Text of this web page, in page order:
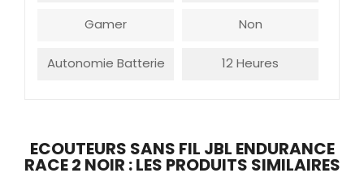
Gamer Non
Autonomie Batterie 12 Heures
ECOUTEURS SANS FIL JBL ENDURANCE
RACE 2 NOIR : LES PRODUITS SIMILAIRES